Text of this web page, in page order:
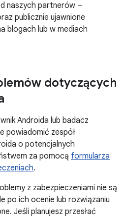
naszych partnerów –
publicznie ujawnione
blogach lub w mediach
dotyczących
Androida lub badacz
powiadomić zespół
o potencjalnych
za pomocą formularza
.
z zabezpieczeniami nie są
po ich ocenie lub rozwiązaniu
Jeśli planujesz przesłać